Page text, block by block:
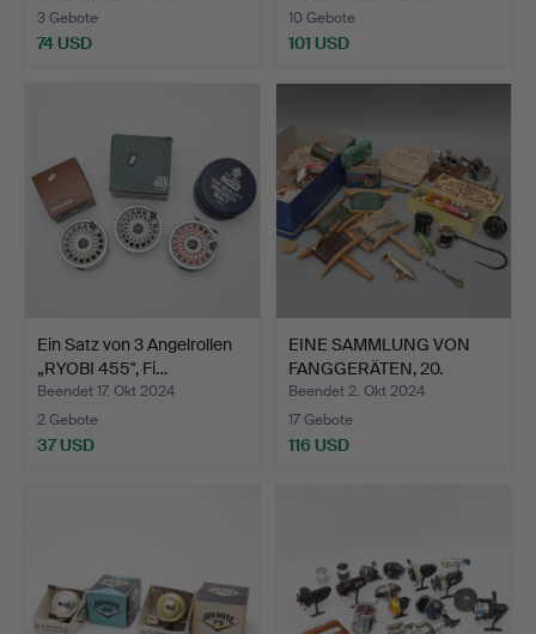
3 Gebote
74 USD
10 Gebote
101 USD
Ein Satz von 3 Angelrollen
„RYOBI 455", Fi…
Beendet 17. Okt 2024
2 Gebote
37 USD
EINE SAMMLUNG VON
FANGGERÄTEN, 20.
Jahrhun…
Beendet 2. Okt 2024
17 Gebote
116 USD